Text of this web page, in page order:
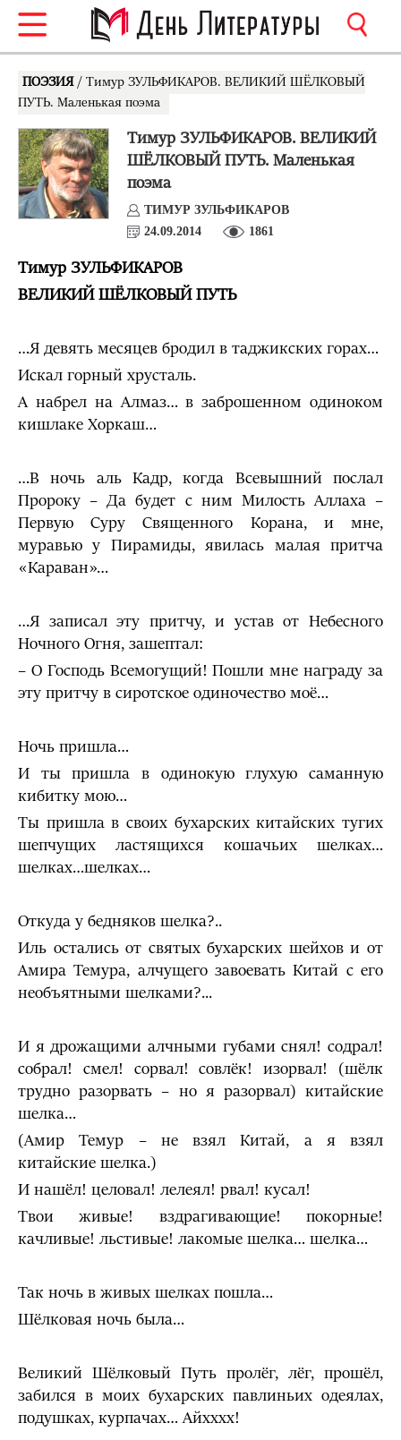
ПОЭЗИЯ / Тимур ЗУЛЬФИКАРОВ. ВЕЛИКИЙ ШЁЛКОВЫЙ
ПУТЬ. Маленькая поэма
Тимур ЗУЛЬФИКАРОВ. ВЕЛИКИЙ
ШЁЛКОВЫЙ ПУТЬ. Маленькая
поэма
ТИМУР ЗУЛЬФИКАРОВ
24.09.2014
1861
Тимур ЗУЛЬФИКАРОВ
ВЕЛИКИЙ ШЁЛКОВЫЙ ПУТЬ
…Я девять месяцев бродил в таджикских горах…
Искал горный хрусталь.
А набрел на Алмаз… в заброшенном одиноком
кишлаке Хоркаш…
…В ночь аль Кадр, когда Всевышний послал
Пророку – Да будет с ним Милость Аллаха –
Первую Суру Священного Корана, и мне,
муравью у Пирамиды, явилась малая притча
«Караван»…
…Я записал эту притчу, и устав от Небесного
Ночного Огня, зашептал:
– О Господь Всемогущий! Пошли мне награду за
эту притчу в сиротское одиночество моё…
Ночь пришла…
И ты пришла в одинокую глухую саманную
кибитку мою…
Ты пришла в своих бухарских китайских тугих
шепчущих ластящихся кошачьих шелках…
шелках…шелках…
Откуда у бедняков шелка?..
Иль остались от святых бухарских шейхов и от
Амира Темура, алчущего завоевать Китай с его
необъятными шелками?...
И я дрожащими алчными губами снял! содрал!
собрал! смел! сорвал! совлёк! изорвал! (шёлк
трудно разорвать – но я разорвал) китайские
шелка…
(Амир Темур – не взял Китай, а я взял
китайские шелка.)
И нашёл! целовал! лелеял! рвал! кусал!
Твои живые! вздрагивающие! покорные!
качливые! льстивые! лакомые шелка… шелка…
Так ночь в живых шелках пошла…
Шёлковая ночь была…
Великий Шёлковый Путь пролёг, лёг, прошёл,
забился в моих бухарских павлиньих одеялах,
подушках, курпачах… Айхххх!